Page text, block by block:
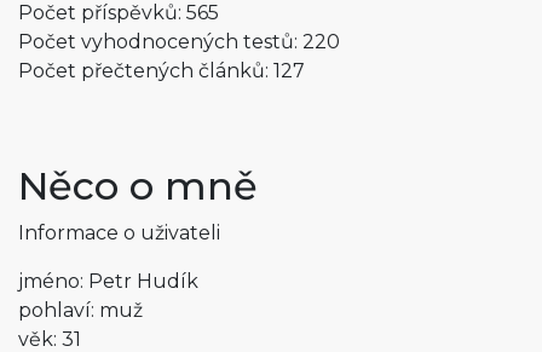
Počet příspěvků: 565
Počet vyhodnocených testů: 220
Počet přečtených článků: 127
Něco o mně
Informace o uživateli
jméno: Petr Hudík
pohlaví: muž
věk: 31